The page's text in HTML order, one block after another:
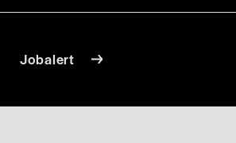
Jobalert